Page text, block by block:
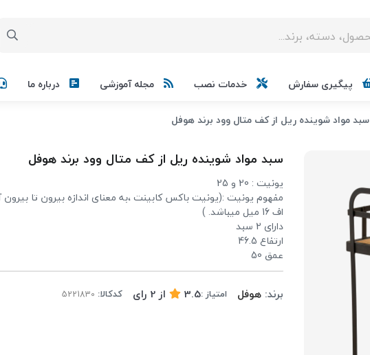
پیگیری سفارش خدمات نصب مجله آموزشی درباره ما
سبد مواد شوینده ریل از کف متال وود برند هوفل
سبد مواد شوینده ریل از کف متال وود برند هوفل
یونیت : 20 و 25
مفهوم یونیت :(یونیت باکس کابینت ،به معنای اندازه بیرون تا
اف 16 میل میباشد. )
دارای 2 سبد
ارتفاع 46.5
عمق 50
برند: هوفل امتیاز :3.5 از 2 رای کدکالا: